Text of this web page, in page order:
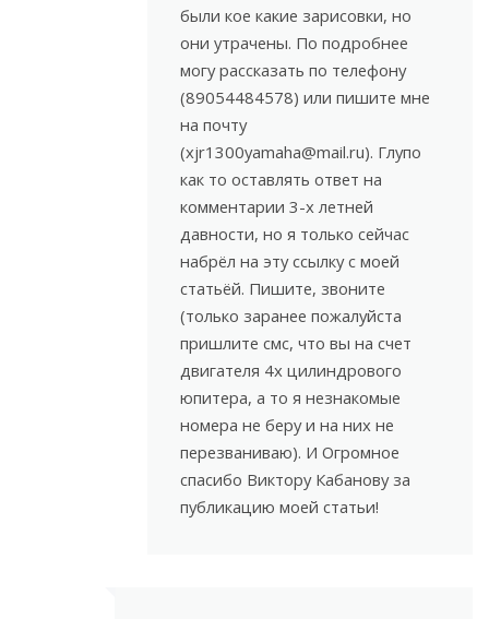
были кое какие зарисовки, но
они утрачены. По подробнее
могу рассказать по телефону
(89054484578) или пишите мне
на почту
(xjr1300yamaha@mail.ru). Глупо
как то оставлять ответ на
комментарии 3-х летней
давности, но я только сейчас
набрёл на эту ссылку с моей
статьёй. Пишите, звоните
(только заранее пожалуйста
пришлите смс, что вы на счет
двигателя 4х цилиндрового
юпитера, а то я незнакомые
номера не беру и на них не
перезваниваю). И Огромное
спасибо Виктору Кабанову за
публикацию моей статьи!